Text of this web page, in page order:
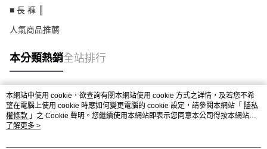
■ 長 褲 ║
人氣商品推薦
本分類熱銷全站排行
熱門標籤
本網站中使用 cookie，欲查詢有關本網站使用 cookie 方式之詳情，及若您不希
望在電腦上使用 cookie 時應如何變更電腦的 cookie 設定，請參閱本網站「 隱私
權條款 」之 Cookie 聲明。您繼續使用本網站即表示您同意本公司得按本網站使
用條款之 Cookie 聲明使用 cookie。
了解更多 >